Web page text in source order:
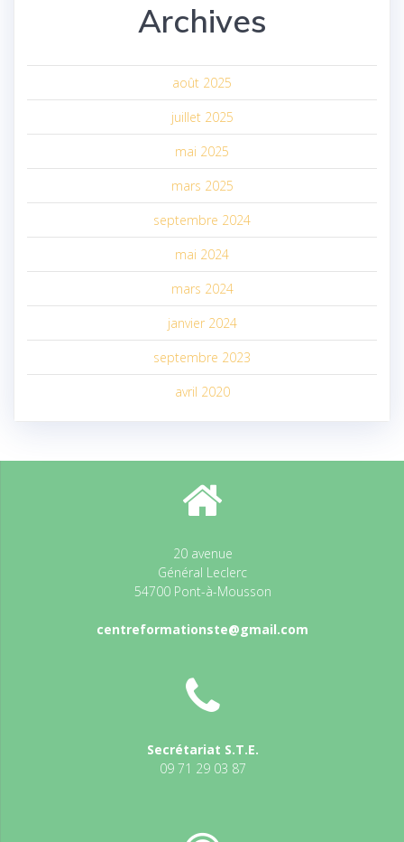
Archives
août 2025
juillet 2025
mai 2025
mars 2025
septembre 2024
mai 2024
mars 2024
janvier 2024
septembre 2023
avril 2020
20 avenue
Général Leclerc
54700 Pont-à-Mousson
centreformationste@gmail.com
Secrétariat S.T.E.
09 71 29 03 87